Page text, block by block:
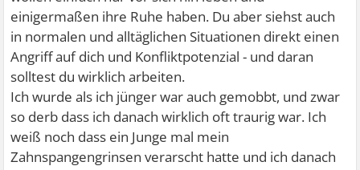
einigermaßen ihre Ruhe haben. Du aber siehst auch
in normalen und alltäglichen Situationen direkt einen
Angriff auf dich und Konfliktpotenzial - und daran
solltest du wirklich arbeiten.
Ich wurde als ich jünger war auch gemobbt, und zwar
so derb dass ich danach wirklich oft traurig war. Ich
weiß noch dass ein Junge mal mein
Zahnspangengrinsen verarscht hatte und ich danach